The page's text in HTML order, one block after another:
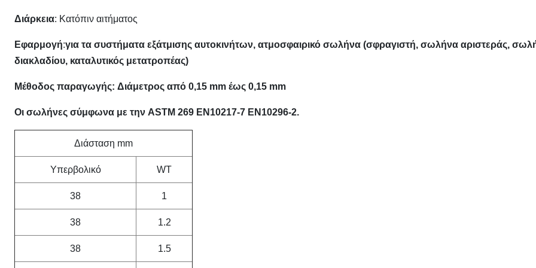
Διάρκεια: Κατόπιν αιτήματος
Εφαρμογή:για τα συστήματα εξάτμισης αυτοκινήτων, ατμοσφαιρικό σωλήνα (σφραγιστή, σωλήνα αριστεράς,
διακλαδίου, καταλυτικός μετατροπέας)
Μέθοδος παραγωγής: Διάμετρος από 0,15 mm έως 0,15 mm
Οι σωλήνες σύμφωνα με την ASTM 269 EN10217-7 EN10296-2.
Διάσταση mm
Υπερβολικό WT
38 1
38 1.2
38 1.5